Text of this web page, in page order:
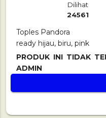
Dilihat
24561
Toples Pandora
ready hijau, biru, pink
PRODUK INI TIDAK
ADMIN